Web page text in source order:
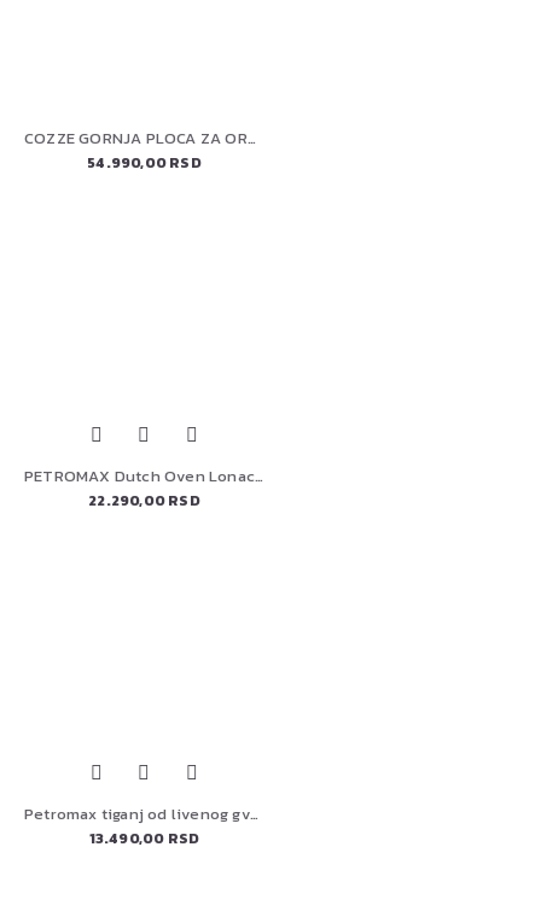
COZZE GORNJA PLOCA ZA ORMARE 110 CM (90224) ELEMENT
54.990,00 RSD
PETROMAX Dutch Oven Lonac od livenog gvoždja s nogicama FT12
22.290,00 RSD
Petromax tiganj od livenog gvožđa s dve ručke FP 40 h-t
13.490,00 RSD